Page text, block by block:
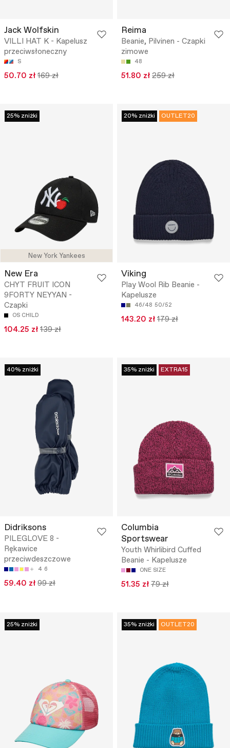
Jack Wolfskin
VILLI HAT K - Kapelusz
przeciwsłoneczny
S
50.70 zł 169 zł
Reima
Beanie, Pilvinen - Czapki
zimowe
48
51.80 zł 259 zł
New York Yankees
25% zniżki
New Era
CHYT FRUIT ICON
9FORTY NEYYAN -
Czapki
OS CHILD
104.25 zł 139 zł
20% zniżki OUTLET20
Viking
Play Wool Rib Beanie -
Kapelusze
46/48 50/52
143.20 zł 179 zł
40% zniżki
Didriksons
PILEGLOVE 8 -
Rękawice
przeciwdeszczowe
4 6
59.40 zł 99 zł
35% zniżki EXTRA15
Columbia
Sportswear
Youth Whirlibird Cuffed
Beanie - Kapelusze
ONE SIZE
51.35 zł 79 zł
25% zniżki 35% zniżki OUTLET20